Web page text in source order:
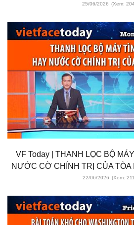
25/06/2026 (Xem:
VF Today | THANH LỌC BỘ
NƯỚC CỜ CHÍNH TRỊ CỦA TÒA
22/06/2026 (Xem: